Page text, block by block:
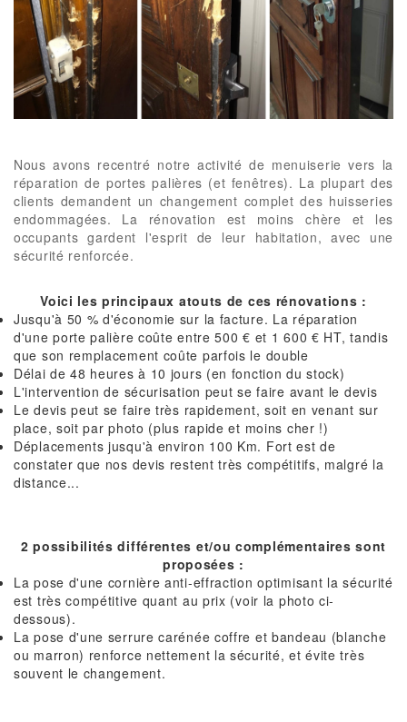
Nous avons recentré notre activité de menuiserie vers la
réparation de portes palières (et fenêtres). La plupart des
clients demandent un changement complet des huisseries
endommagées. La rénovation est moins chère et les
occupants gardent l'esprit de leur habitation, avec une
sécurité renforcée.
Voici les principaux atouts de ces rénovations :
Jusqu'à 50 % d'économie sur la facture. La réparation
d'une porte palière coûte entre 500 € et 1 600 € HT, tandis
que son remplacement coûte parfois le double
Délai de 48 heures à 10 jours (en fonction du stock)
L'intervention de sécurisation peut se faire avant le devis
Le devis peut se faire très rapidement, soit en venant sur
place, soit par photo (plus rapide et moins cher !)
Déplacements jusqu'à environ 100 Km. Fort est de
constater que nos devis restent très compétitifs, malgré la
distance...
2 possibilités différentes et/ou complémentaires sont
proposées :
La pose d'une cornière anti-effraction optimisant la sécurité
est très compétitive quant au prix (voir la photo ci-
dessous).
La pose d'une serrure carénée coffre et bandeau (blanche
ou marron) renforce nettement la sécurité, et évite très
souvent le changement.